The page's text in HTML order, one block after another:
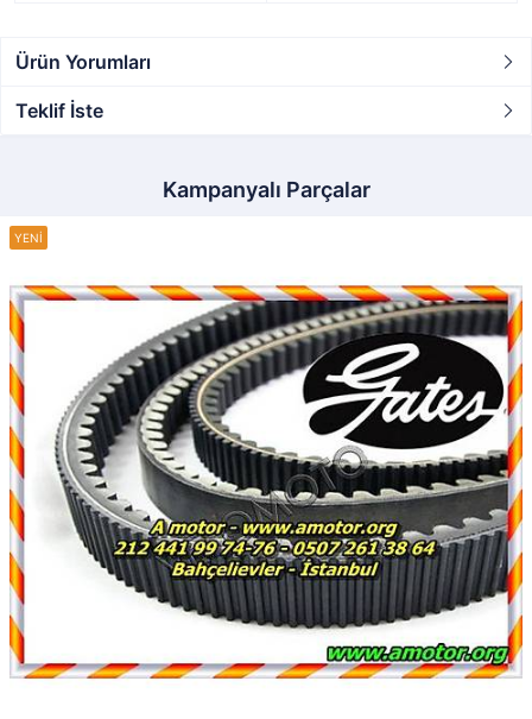
Ürün Yorumları
Teklif İste
Kampanyalı Parçalar